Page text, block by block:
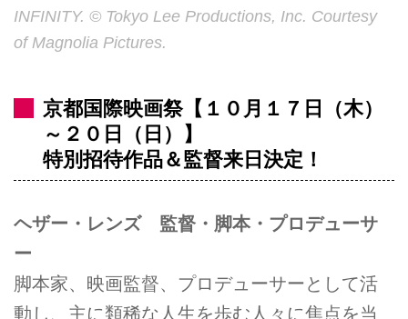
INFINITY. © Tokyo Lee Productions, Inc. Courtesy
of Magnolia Pictures.
京都国際映画祭【１０月１７日（木）
～２０日（日）】
特別招待作品＆監督来日決定！
ヘザー・レンズ 監督・脚本・プロデューサ
ー
脚本家、映画監督、プロデューサーとして活
動し、主に類稀な人生を歩む人々に焦点を当